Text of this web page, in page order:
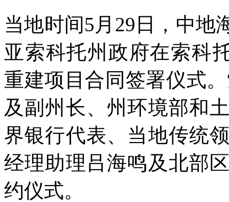
当地时间5月29日，中地
亚索科托州政府在索科
重建项目合同签署仪式
及副州长、州环境部和
界银行代表、当地传统
经理助理吕海鸣及北部
约仪式。